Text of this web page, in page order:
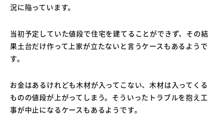
況に陥っています。
当初予定していた値段で住宅を建てることができず、その結
果土台だけ作って上家が立たないと言うケースもあるようで
す。
お金はあるけれども木材が入ってこない、木材は入ってくる
ものの値段が上がってしまう。そういったトラブルを抱え工
事が中止になるケースもあるようです。